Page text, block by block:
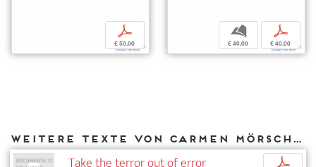
p
€ 50,00
b
€ 40,00
p
€ 40,00
Weitere Texte von Carmen Mörsch bei DIAPHANES
p